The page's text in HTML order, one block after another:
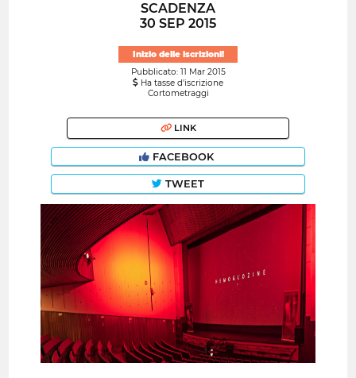
SCADENZA
30 SEP 2015
Inizio delle iscrizioni!
Pubblicato: 11 Mar 2015
Ha tasse d'iscrizione
Cortometraggi
LINK
FACEBOOK
TWEET